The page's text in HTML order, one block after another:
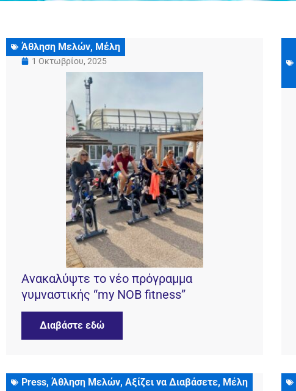
Άθληση Μελών, Μέλη
1 Οκτωβρίου, 2025
Ανακαλύψτε το νέο πρόγραμμα
γυμναστικής “my NOB fitness”
Διαβάστε εδώ
Press, Άθληση Μελών, Αξίζει να Διαβάσετε, Μέλη